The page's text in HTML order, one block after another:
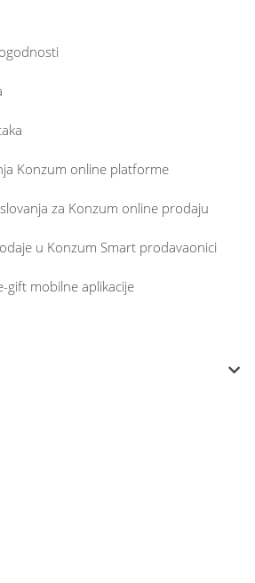
Konzum online platforme
za Konzum online prodaju
u Konzum Smart prodavaonici
gift mobilne aplikacije